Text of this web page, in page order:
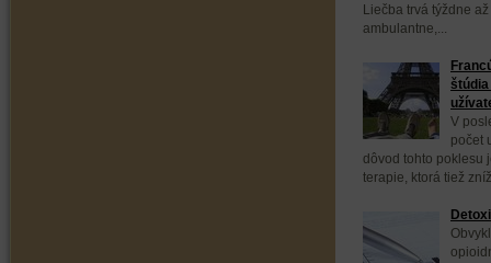
Liečba trvá týždne
ambulantne,...
V
počet
dôvod tohto poklesu
terapie, ktorá tiež